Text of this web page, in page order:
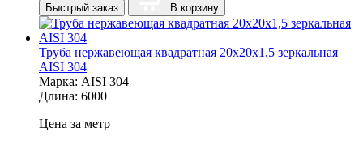
Быстрый заказ В корзину
Труба нержавеющая квадратная 20х20х1,5 зеркальная
AISI 304
Марка: AISI 304
Длина: 6000
Цена за метр